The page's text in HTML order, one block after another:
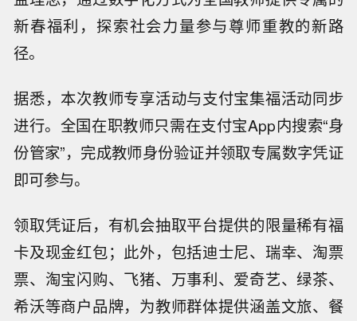
新春福利，探索社会力量参与尊师重教的新路
径。
据悉，本次教师专享活动与支付宝集福活动同步
进行。全国在职教师只需在支付宝App内搜索“身
份管家”，完成教师身份验证并领取专属数字凭证
即可参与。
领取凭证后，有机会抽取平台提供的限量稀有福
卡及现金红包；此外，包括迪士尼、瑞幸、淘票
票、淘宝闪购、飞猪、万事利、爱奇艺、绿茶、
希沃等商户品牌，为教师群体提供涵盖文旅、餐